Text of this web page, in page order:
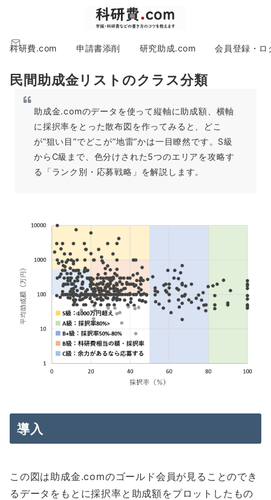
科研費.com 申請書添削 研究助成.com 会員登録・ロ
民間助成金リストのクラス分類
助成金.comのデータを使って縦軸に助成額、横軸
に採択率をとった散布図を作ってみると、どこ
が”狙い目”でどこが”地雷”かは一目瞭然です。S級
からC級まで、色分けされた5つのエリアを攻略す
る「ランク別・応募戦略」を解説します。
導入
この図は助成金.comのゴールド会員が見ることのでき
るデータをもとに採択率と助成額をプロットしたもの